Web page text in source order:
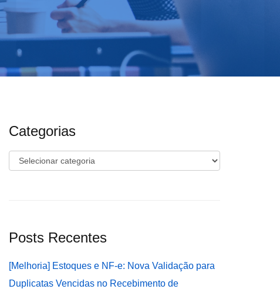
Categorias
Categorias
Posts Recentes
[Melhoria] Estoques e NF-e: Nova Validação para
Duplicatas Vencidas no Recebimento de